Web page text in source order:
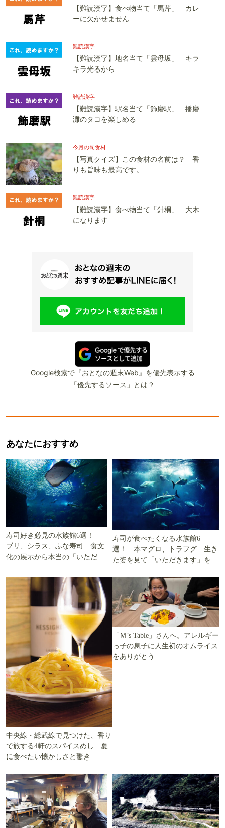
【難読漢字】食べ物当て「馬芹」 カレ
ーに欠かせません
難読漢字
【難読漢字】地名当て「雲母坂」 キラ
キラ光るから
難読漢字
【難読漢字】駅名当て「飾磨駅」 播磨
灘のタコを楽しめる
今月の旬食材
【写真クイズ】この食材の名前は？ 香
りも旨味も最高です。
難読漢字
【難読漢字】食べ物当て「針桐」 大木
になります
Google検索で『おとなの週末Web』を優先表示する
「優先するソース」とは？
あなたにおすすめ
寿司好き必見の水族館6選！
ブリ、シラス、ふな寿司…食文
化の展示から本当の「いただき
寿司が食べたくなる水族館6
選！ 本マグロ、トラフグ…生き
た姿を見て「いただきます」を考
中央線・総武線で見つけた、香り
で旅する4軒のスパイスめし 夏
に食べたい懐かしさと驚き
「Ｍ’s Table」さんへ。アレルギー
っ子の息子に人生初のオムライス
をありがとう